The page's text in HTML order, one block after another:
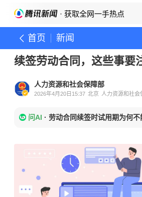
· 获取全网一手热点
首页 新闻
续签劳动合同，这些事要
人力资源和社会保障部
2026年4月20日15:37 北京 人力资源和社会
问AI · 劳动合同续签时试用期为何不